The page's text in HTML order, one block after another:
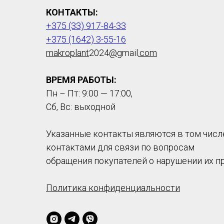
КОНТАКТЫ:
+375 (33) 917-84-33
+375 (1642) 3-55-16
makroplant2024@gmail .com
ВРЕМЯ РАБОТЫ:
Пн – Пт: 9:00 — 17:00,
Сб, Вс: выходной
Указанные контакты являются в том
контактами для связи по вопросам
обращения покупателей о нарушении их
Политика конфиденциальности